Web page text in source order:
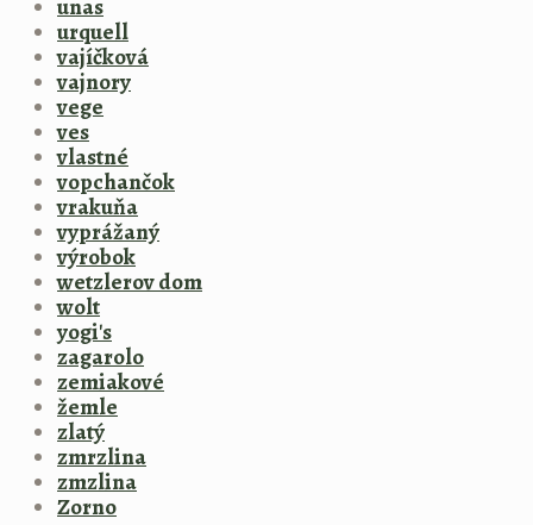
unas
urquell
vajíčková
vajnory
vege
ves
vlastné
vopchančok
vrakuňa
vyprážaný
výrobok
wetzlerov dom
wolt
yogi's
zagarolo
zemiakové
žemle
zlatý
zmrzlina
zmzlina
Zorno